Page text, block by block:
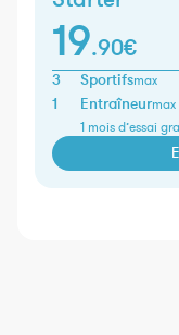
19.90€
3
Sportifsmax
1 Entraîneurmax
1 mois d’essai